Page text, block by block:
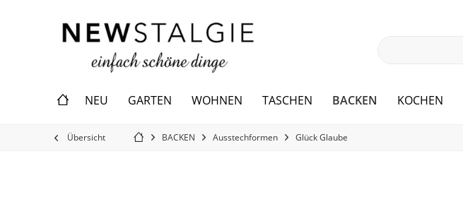
NEU GARTEN WOHNEN TASCHEN BACKEN KOCHEN
Übersicht BACKEN Ausstechformen Glück Glaube